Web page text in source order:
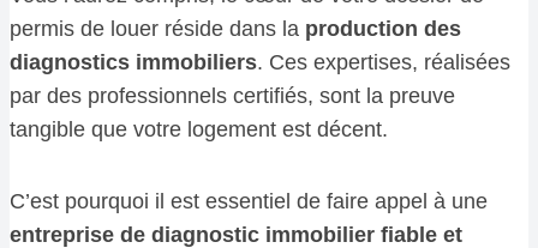
permis de louer réside dans la production des
diagnostics immobiliers. Ces expertises, réalisées
par des professionnels certifiés, sont la preuve
tangible que votre logement est décent.
C’est pourquoi il est essentiel de faire appel à une
entreprise de diagnostic immobilier fiable et